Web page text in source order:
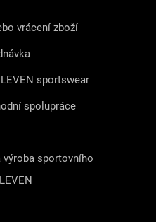
vrácení zboží
sportswear
spolupráce
výroba sportovního